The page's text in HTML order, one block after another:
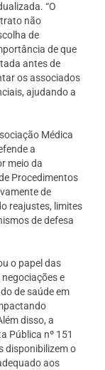
“O
não
de
de que
antes de
os associados
ajudando a
Médica
a
meio da
Procedimentos
de
reajustes, limites
de defesa
o papel das
e
de saúde em
disso, a
Pública nº 151
disponibilizem o
aos